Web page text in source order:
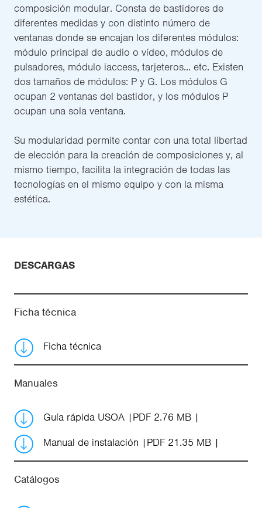
composición modular. Consta de bastidores de
diferentes medidas y con distinto número de
ventanas donde se encajan los diferentes módulos:
módulo principal de audio o vídeo, módulos de
pulsadores, módulo iaccess, tarjeteros... etc. Existen
dos tamaños de módulos: P y G. Los módulos G
ocupan 2 ventanas del bastidor, y los módulos P
ocupan una sola ventana.
Su modularidad permite contar con una total libertad
de elección para la creación de composiciones y, al
mismo tiempo, facilita la integración de todas las
tecnologías en el mismo equipo y con la misma
estética.
DESCARGAS
Ficha técnica
Ficha técnica
Manuales
Guía rápida USOA
PDF 2.76 MB
Manual de instalación
PDF 21.35 MB
Catálogos